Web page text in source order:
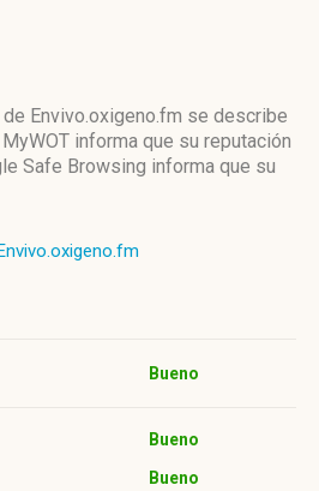
Envivo.oxigeno.fm se describe
informa que su reputación
Safe Browsing informa que su
Bueno
Bueno
Bueno